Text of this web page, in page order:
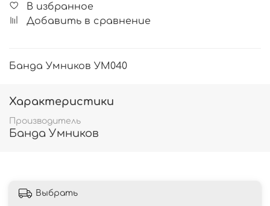
В избранное
Добавить в сравнение
Банда Умников УМ040
Характеристики
Производитель
Банда Умников
Выбрать